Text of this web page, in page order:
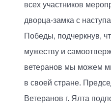
всех участников
дворца-замка с
Победы, подчеркнув,
мужеству и
ветеранов мы можем
в своей стране.
Ветеранов г. Ялта